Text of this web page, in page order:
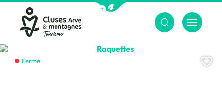
Afficher la barre de navigation du
Cluses Arve &amp; montagnes
Menu
Raquettes, © CAMT
Fermé